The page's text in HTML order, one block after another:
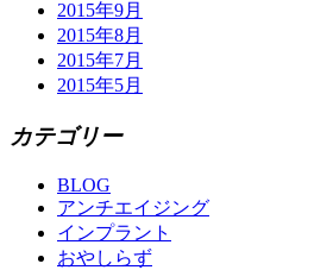
2015年9月
2015年8月
2015年7月
2015年5月
カテゴリー
BLOG
アンチエイジング
インプラント
おやしらず